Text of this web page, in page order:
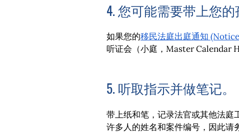
4. 您可能需要带上您的
如果您的移民法庭出庭通知
听证会（小庭，Master Calendar
5. 听取指示并做笔记。
带上纸和笔，记录法官或其他法庭
许多人的姓名和案件编号，因此请